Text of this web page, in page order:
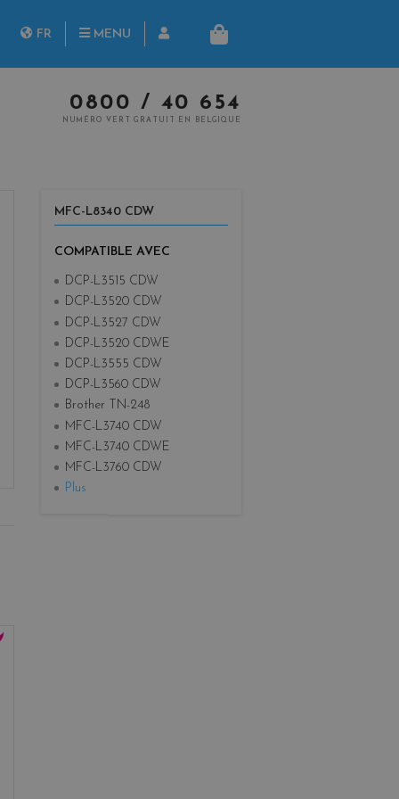
FR MENU
PANIER
0800 / 40 654
NUMÉRO VERT GRATUIT EN BELGIQUE
MFC-L8340 CDW
COMPATIBLE AVEC
DCP-L3515 CDW
DCP-L3520 CDW
DCP-L3527 CDW
DCP-L3520 CDWE
DCP-L3555 CDW
DCP-L3560 CDW
Brother TN-248
MFC-L3740 CDW
MFC-L3740 CDWE
MFC-L3760 CDW
Plus